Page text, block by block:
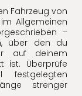
Fahrzeug von
Allgemeinen
–
über den du
auf deinem
ist. Überprüfe
strenger